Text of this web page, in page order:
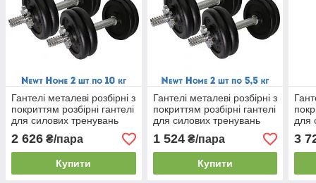
Гантелі металеві розбірні з
покриттям розбірні гантелі
для силових тренувань
Newt Home 2 шт по 10 кг
2 626 ₴/пара
Купити
Гантелі металеві розбірні з
покриттям розбірні гантелі
для силових тренувань
Newt Home 2 шт по 5,5 кг
1 524₴/пара
Купити
для
3